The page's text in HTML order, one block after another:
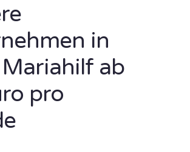
in
ab
pro